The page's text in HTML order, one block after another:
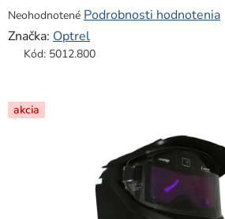
Priemerné
hodnotenie
produktu
z
5
Neohodnotené Podrobnosti hodnotenia
Značka: Optrel
Kód: 5012.800
akcia